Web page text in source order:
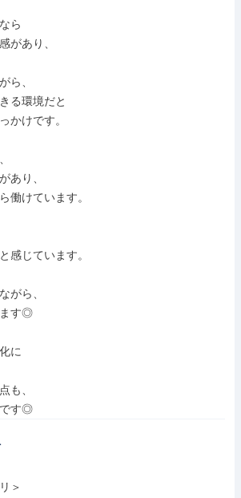
ら
があり、
ら、
る環境だと
かけです。
あり、
働けています。
感じています。
がら、
ます◎
に
も、
です◎
＞